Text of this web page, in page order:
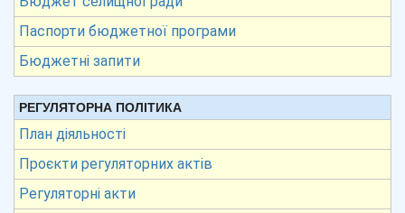
Паспорти бюджетної програми
Бюджетні запити
РЕГУЛЯТОРНА ПОЛІТИКА
План діяльності
Проєкти регуляторних актів
Регуляторні акти